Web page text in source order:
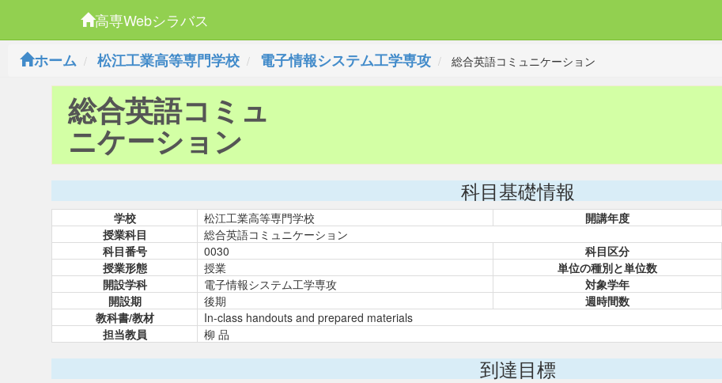
高専Webシラバス
ホーム
松江工業高等専門学校 電子情報システム工学専攻 総合英語コミュニケーション
総合英語コミュ
ニケーション
科目基礎情報
学校 松江工業高等専門学校 開講年度
授業科目
総合英語コミュニケーション
科目番号
0030 科目区分
授業形態
授業 単位の種別と単位数
開設学科
電子情報システム工学専攻 対象学年
開設期
後期 週時間数
教科書/教材
In-class handouts and prepared materials
担当教員
柳 品
到達目標